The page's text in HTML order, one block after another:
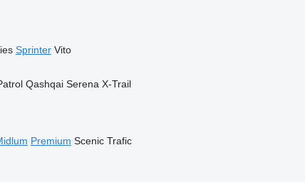
Sprinter Vito
Qashqai Serena X-Trail
Premium Scenic Trafic